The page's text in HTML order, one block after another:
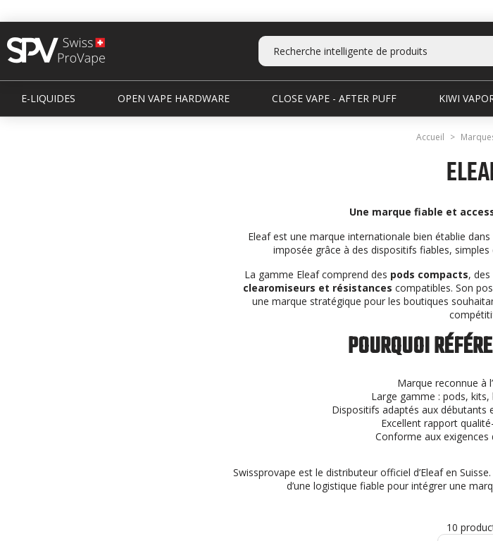
E-LIQUIDES OPEN VAPE HARDWARE CLOSE VAPE - AFTER PUFF KIWI
Accueil
Une marque fiable et
Eleaf est une marque internationale bien établie dans
imposée grâce à des dispositifs fiables,
La gamme Eleaf comprend des pods compacts, des
clearomiseurs et résistances compatibles. Son
une marque stratégique pour les boutiques
POURQUOI
Marque reconnue à
Large gamme : pods,
Dispositifs adaptés aux débutants
Excellent rapport
Conforme aux exigences
Swissprovape est le distributeur officiel d’Eleaf en
d’une logistique fiable pour intégrer une
10